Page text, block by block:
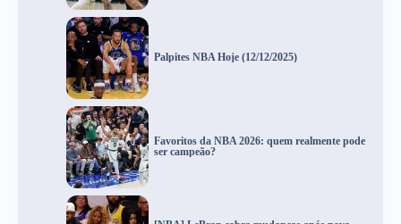
Palpites NBA Hoje (12/12/2025)
Favoritos da NBA 2026: quem realmente pode
ser campeão?